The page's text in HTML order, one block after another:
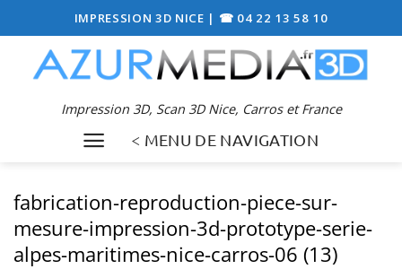
au
contenu
IMPRESSION 3D NICE | ☎ 04 22 13 58 10
Impression 3D, Scan 3D Nice, Carros et France
< MENU DE NAVIGATION
fabrication-reproduction-piece-sur-
mesure-impression-3d-prototype-serie-
alpes-maritimes-nice-carros-06 (13)